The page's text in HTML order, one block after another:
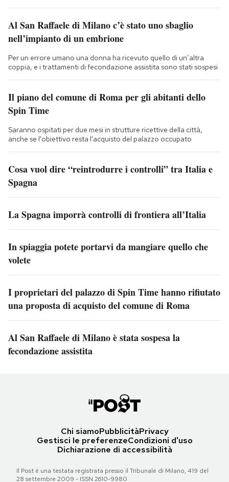
Al San Raffaele di Milano c’è stato uno sbaglio
nell’impianto di un embrione
Per un errore umano una donna ha ricevuto quello di un’altra
coppia, e i trattamenti di fecondazione assistita sono stati sospesi
Il piano del comune di Roma per gli abitanti dello
Spin Time
Saranno ospitati per due mesi in strutture ricettive della città,
anche se l'obiettivo resta l'acquisto del palazzo occupato
Cosa vuol dire “reintrodurre i controlli” tra Italia e
Spagna
La Spagna imporrà controlli di frontiera all’Italia
In spiaggia potete portarvi da mangiare quello che
volete
I proprietari del palazzo di Spin Time hanno rifiutato
una proposta di acquisto del comune di Roma
Al San Raffaele di Milano è stata sospesa la
fecondazione assistita
Chi siamoPubblicitàPrivacy
Gestisci le preferenzeCondizioni d'uso
Dichiarazione di accessibilità
Il Post è una testata registrata presso il Tribunale di Milano, 419 del
28 settembre 2009 - ISSN 2610-9980